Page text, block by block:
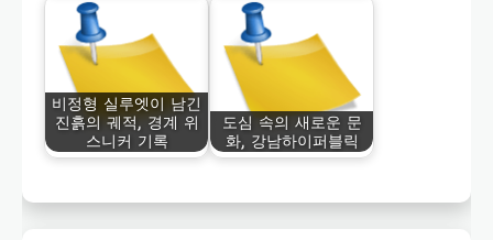
비정형 실루엣이 남긴
진흙의 궤적, 경계 위
스니커 기록
도심 속의 새로운 문
화, 강남하이퍼블릭